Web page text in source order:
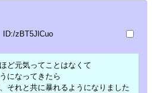
ID:/zBT5JlCuo
ど元気ってことはなくて
になってきたら
それと共に暴れるようになりました